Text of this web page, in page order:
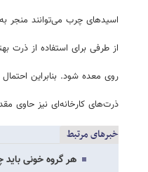
اسیدهای چرب می‌توانند منجر
از طرفی برای استفاده از ذرت
روی معده شود. بنابراین
ذرت‌های کارخانه‌ای نیز حاوی
خبرهای مرتبط
هر گروه‌ خونی